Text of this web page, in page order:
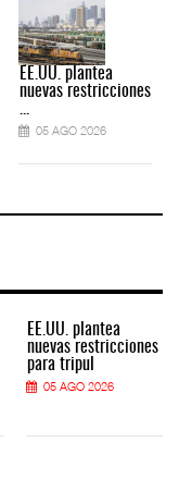
EE.UU. plantea
nuevas restricciones
05 AGO 2026
EE.UU. plantea
nuevas restricciones
para tripul
05 AGO 2026